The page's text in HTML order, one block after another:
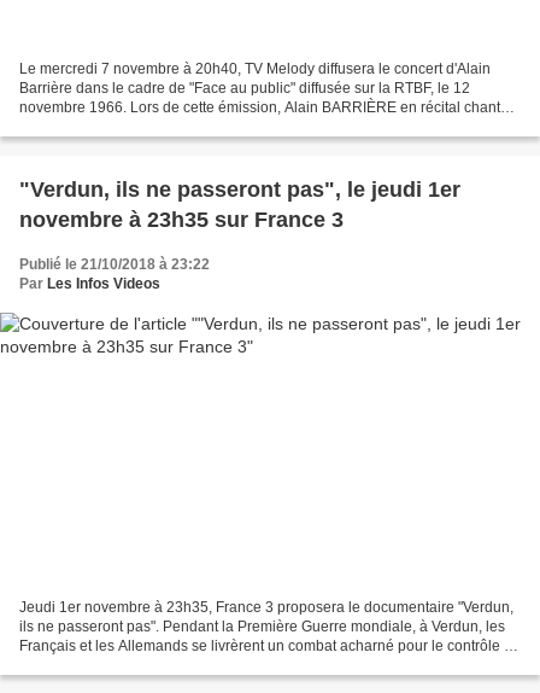
Le mercredi 7 novembre à 20h40, TV Melody diffusera le concert d'Alain
Barrière dans le cadre de "Face au public" diffusée sur la RTBF, le 12
novembre 1966. Lors de cette émission, Alain BARRIÈRE en récital chante
"Verdun, ils ne passeront pas", le jeudi 1er
novembre à 23h35 sur France 3
Publié le 21/10/2018 à 23:22
Par Les Infos Videos
Jeudi 1er novembre à 23h35, France 3 proposera le documentaire "Verdun,
ils ne passeront pas". Pendant la Première Guerre mondiale, à Verdun, les
Français et les Allemands se livrèrent un combat acharné pour le contrôle de